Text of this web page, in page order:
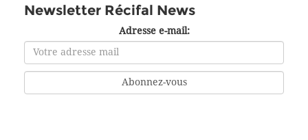
Newsletter Récifal News
Adresse e-mail: